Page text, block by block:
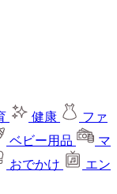
健康
ファ
ベビー用品
マ
おでかけ
エン